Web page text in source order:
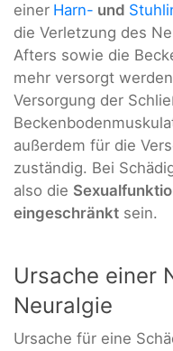
einer Harn- und
die Verletzung des
Afters sowie die
mehr versorgt
Versorgung der
außerdem für die
zuständig. Bei
also die
eingeschränkt sein.
Ursache einer
Neuralgie
Ursache für eine